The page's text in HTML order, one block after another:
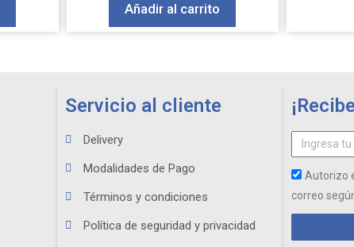
Añadir al carrito
Servicio al cliente
Delivery
Modalidades de Pago
Términos y condiciones
Política de seguridad y privacidad
Autorizo
correo